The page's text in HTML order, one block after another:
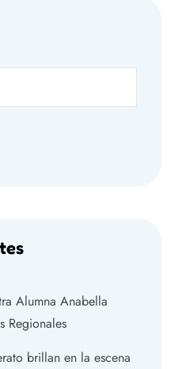
Alumna Anabella
Regionales
brillan en la escena